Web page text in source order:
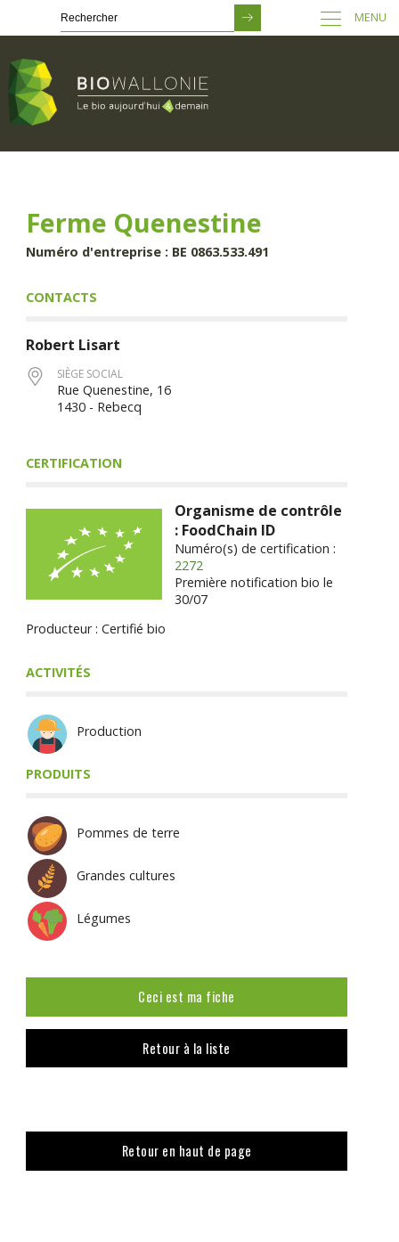
principal
MENU
Ferme Quenestine
Numéro d'entreprise : BE 0863.533.491
CONTACTS
Robert Lisart
SIÈGE SOCIAL
Rue Quenestine, 16
1430 - Rebecq
CERTIFICATION
Organisme de contrôle
: FoodChain ID
Numéro(s) de certification :
2272
Première notification bio le
30/07
Producteur : Certifié bio
ACTIVITÉS
Production
PRODUITS
Pommes de terre
Grandes cultures
Légumes
Ceci est ma fiche
Retour à la liste
Retour en haut de page